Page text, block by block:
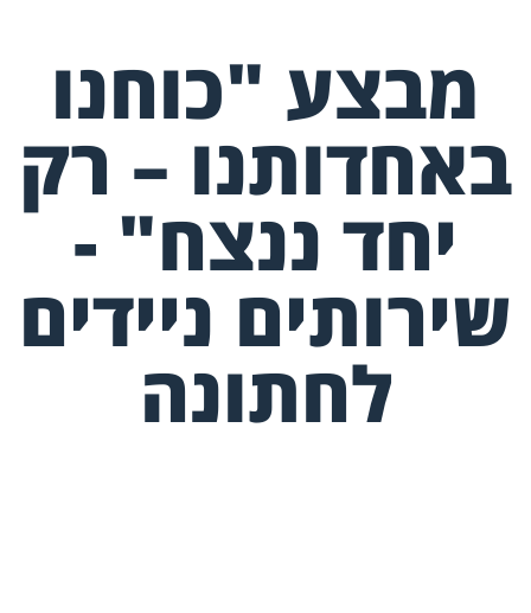
מבצע "כוחנו
באחדותנו – רק
יחד ננצח" -
שירותים ניידים
לחתונה